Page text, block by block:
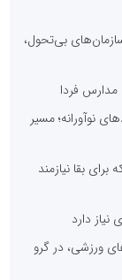
بی‌تحول،
مدارس فردا
نوآورانه؛ مسیر
بقا نیازمند
دارد
ورزشی، در گرو